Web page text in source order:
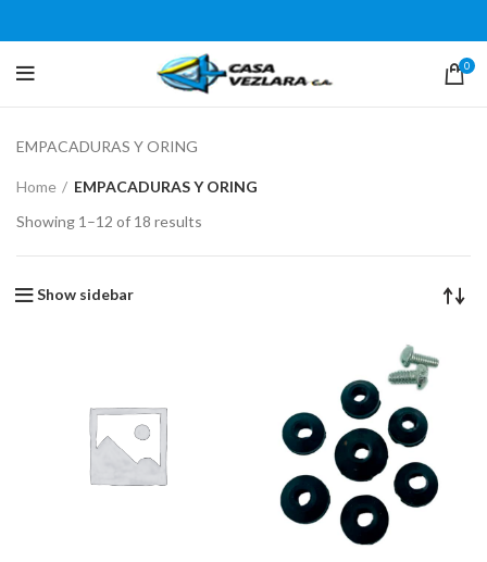
0
EMPACADURAS Y ORING
Home
EMPACADURAS Y ORING
Showing 1–12 of 18 results
Show sidebar